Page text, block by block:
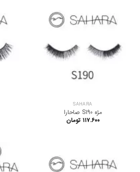
SAHARA
مژه S190 صاحارا
۱۱۷.۶۰۰ تومان